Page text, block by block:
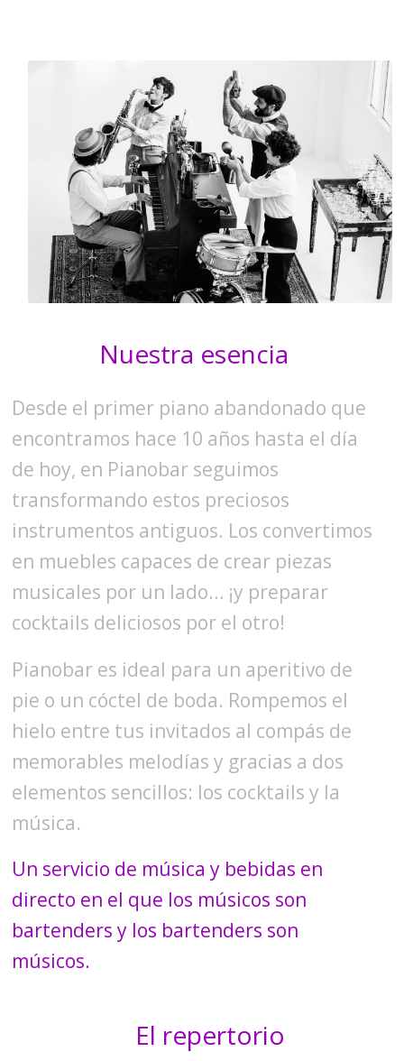
Nuestra esencia
Desde el primer piano abandonado que
encontramos hace 10 años hasta el día
de hoy, en Pianobar seguimos
transformando estos preciosos
instrumentos antiguos. Los convertimos
en muebles capaces de crear piezas
musicales por un lado… ¡y preparar
cocktails deliciosos por el otro!
Pianobar es ideal para un aperitivo de
pie o un cóctel de boda. Rompemos el
hielo entre tus invitados al compás de
memorables melodías y gracias a dos
elementos sencillos: los cocktails y la
música.
Un servicio de música y bebidas en
directo en el que los músicos son
bartenders y los bartenders son
músicos.
El repertorio